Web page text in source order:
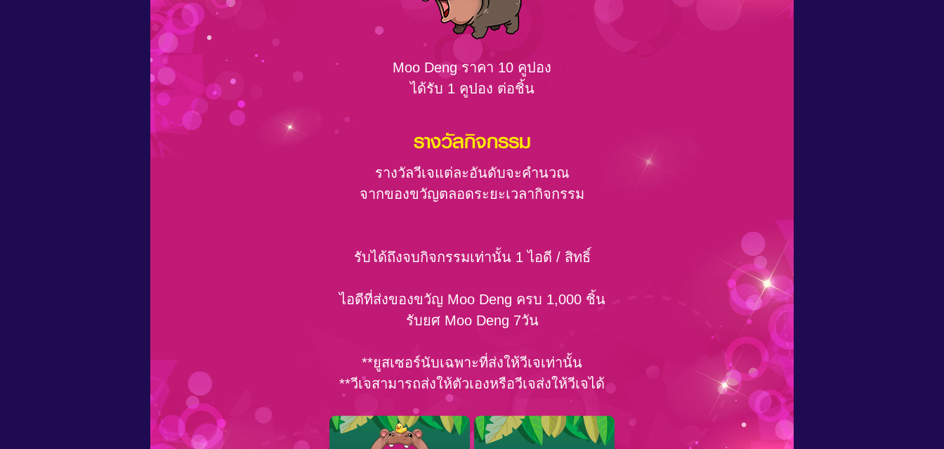
Moo Deng ราคา 10 คูปอง
ได้รับ 1 คูปอง ต่อชิ้น
รางวัลกิจกรรม
รางวัลวีเจแต่ละอันดับจะคำนวณ
จากของขวัญตลอดระยะเวลากิจกรรม
รับได้ถึงจบกิจกรรมเท่านั้น 1 ไอดี / สิทธิ์
ไอดีที่ส่งของขวัญ Moo Deng ครบ 1,000 ชิ้น
รับยศ Moo Deng 7วัน
**ยูสเซอร์นับเฉพาะที่ส่งให้วีเจเท่านั้น
**วีเจสามารถส่งให้ตัวเองหรือวีเจส่งให้วีเจได้